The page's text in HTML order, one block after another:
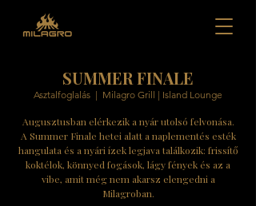
SUMMER FINALE
Asztalfoglalás
  |
Milagro Grill | Island Lounge
Augusztusban elérkezik a nyár utolsó felvonása.
A Summer Finale hetei alatt a naplementés esték
hangulata és a nyári ízek legjava találkozik: frissítő
koktélok, könnyed fogások, lágy fények és az a
vibe, amit még nem akarsz elengedni a
Milagroban.